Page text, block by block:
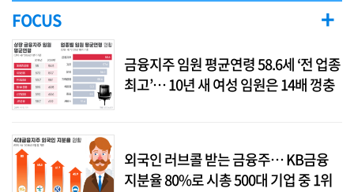
FOCUS +
금융지주 임원 평균연령 58.6세 ‘전 업종
최고’… 10년 새 여성 임원은 14배 껑충
외국인 러브콜 받는 금융주… KB금융
지분율 80%로 시총 500대 기업 중 1위